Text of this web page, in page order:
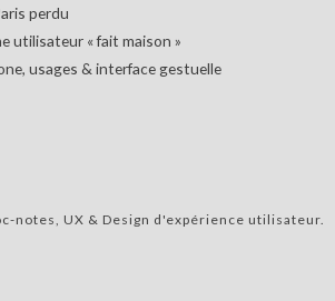
perdu
utilisateur « fait maison »
usages & interface gestuelle
notes, UX & Design d'expérience utilisateur